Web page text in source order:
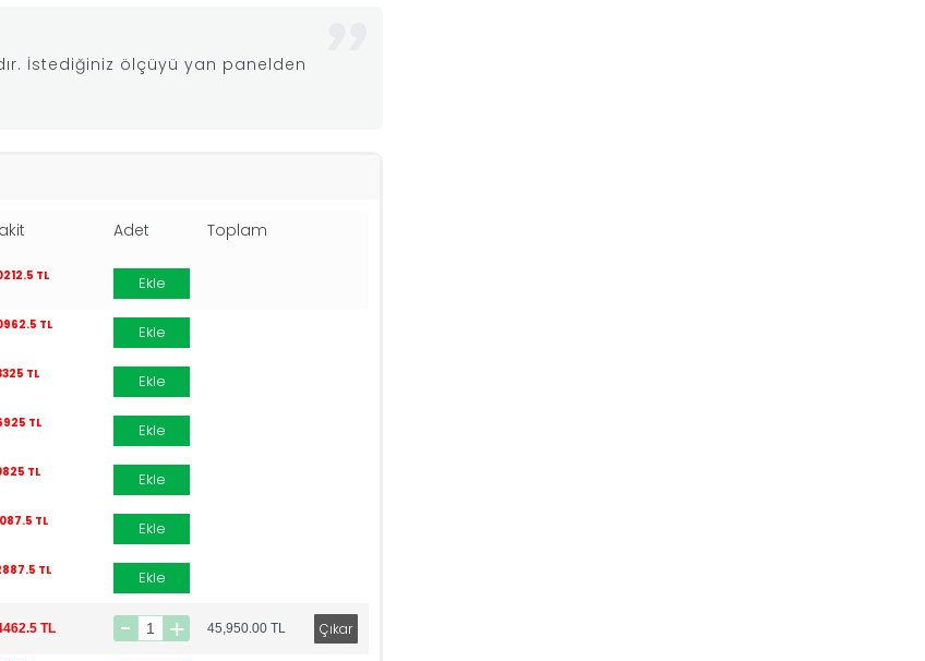
İstediğiniz ölçüyü yan panelden
Adet Toplam
TL Ekle
TL Ekle
TL Ekle
TL Ekle
TL Ekle
TL Ekle
TL Ekle
TL 45,950.00 TL